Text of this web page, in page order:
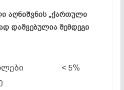
აღნიშვნის „ქართული
დაშვებულია შემდეგი
< 5%